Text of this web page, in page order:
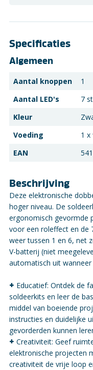
Specificaties
Algemeen
Aantal knoppen
1
Aantal LED's
7
Kleur
Voeding
1 x
EAN
Beschrijving
Deze elektronische
hoger niveau. De
ergonomisch gevormde
voor een roleffect en de
weer tussen 1 en 6, net
V-batterij (niet
automatisch uit
+ Educatief: Ontdek de
soldeerkits en leer de
middel van boeiende
instructies en duidelijke
gevorderden kunnen
+ Creativiteit: Geef
elektronische projecten
creativiteit de vrije loop